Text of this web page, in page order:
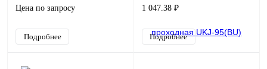
Цена по запросу
Подробнее
1 047.38 ₽
Подробнее